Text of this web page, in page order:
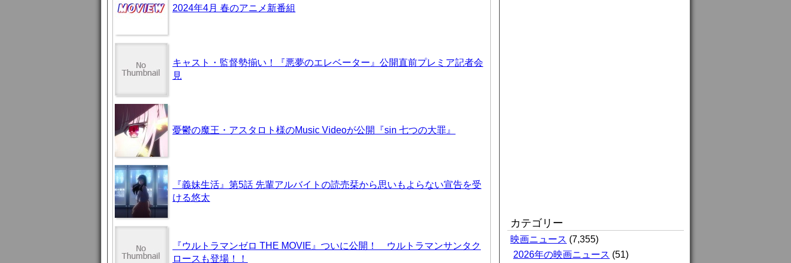
2024年4月 春のアニメ新番組
キャスト・監督勢揃い！『悪夢のエレベーター』公開直前プレミア記者会
見
憂鬱の魔王・アスタロト様のMusic Videoが公開『sin 七つの大罪』
『義妹生活』第5話 先輩アルバイトの読売栞から思いもよらない宣告を受
ける悠太
『ウルトラマンゼロ THE MOVIE』ついに公開！ ウルトラマンサンタク
ロースも登場！！
カテゴリー
映画ニュース (7,355)
2026年の映画ニュース (51)